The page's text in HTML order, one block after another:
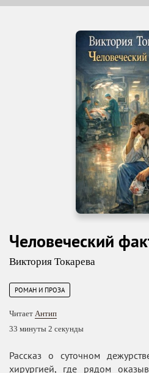
Человеческий
Виктория Токарева
РОМАН И ПРОЗА
Читает Антип
33 минуты 2 секунды
Рассказ о суточном
хирургией, где рядом